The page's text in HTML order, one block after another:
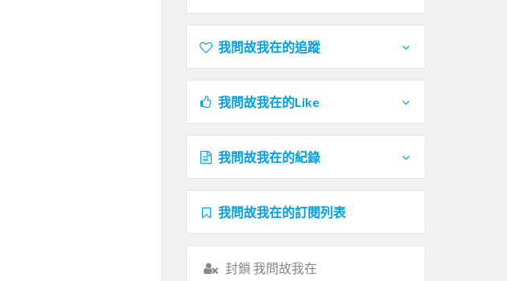
我問故我在的追蹤
我問故我在的Like
我問故我在的紀錄
我問故我在的訂閱列表
封鎖 我問故我在